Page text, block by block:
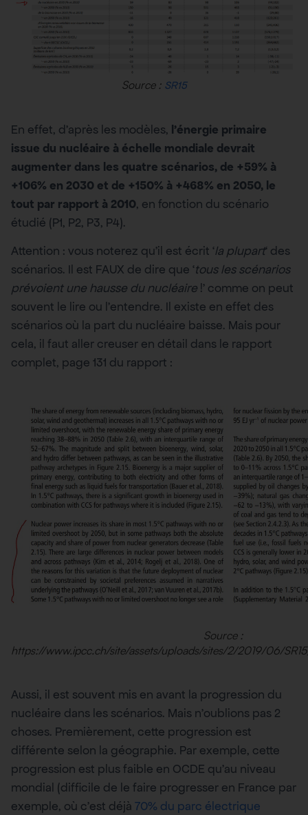
Source : SR15
En effet, d’après les modèles, l’énergie primaire
issue du nucléaire à échelle mondiale devrait
augmenter dans les quatre scénarios, de +59% à
+106% en 2030 et de +150% à +468% en 2050, le
tout par rapport à 2010, en fonction du scénario
étudié (P1, P2, P3, P4).
Attention : vous noterez qu’il est écrit ‘la plupart‘ des
scénarios. Il est FAUX de dire que ‘tous les scénarios
prévoient une hausse du nucléaire !’ comme on peut
souvent le lire ou l’entendre. Il existe en effet des
scénarios où la part du nucléaire baisse. Mais pour
cela, il faut aller creuser en détail dans le rapport
complet, page 131 du rapport :
Source :
https://www.ipcc.ch/site/assets/uploads/sites/2/2019/06/
Aussi, il est souvent mis en avant la progression du
nucléaire dans les scénarios. Mais n’oublions pas 2
choses. Premièrement, cette progression est
différente selon la géographie. Par exemple, cette
progression est plus faible en OCDE qu’au niveau
mondial (difficile de le faire progresser en France par
exemple, où c’est déjà 70% du parc électrique